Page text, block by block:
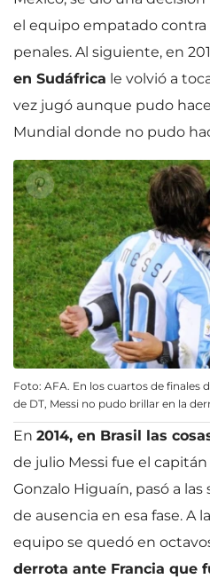
el equipo empatado
penales. Al siguiente, en
en Sudáfrica le volvió a
vez jugó aunque pudo
Mundial donde no pudo
Foto: AFA. En los cuartos de finales
de DT, Messi no pudo brillar en la
En 2014, en Brasil las
de julio Messi fue el
Gonzalo Higuaín, pasó a
de ausencia en esa fase. A
equipo se quedó en
derrota ante Francia que